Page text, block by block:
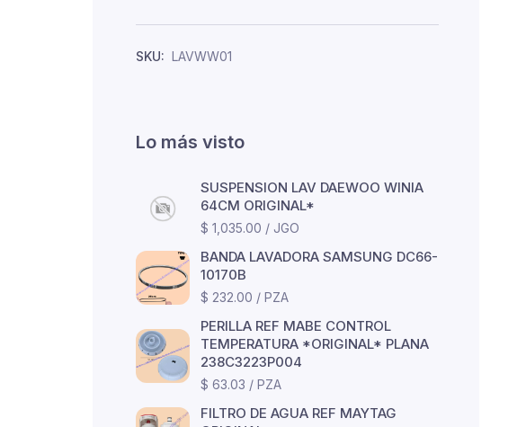
SKU: LAVWW01
Lo más visto
SUSPENSION LAV DAEWOO WINIA
64CM ORIGINAL*
$ 1,035.00 / JGO
BANDA LAVADORA SAMSUNG DC66-
10170B
$ 232.00 / PZA
PERILLA REF MABE CONTROL
TEMPERATURA *ORIGINAL* PLANA
238C3223P004
$ 63.03 / PZA
FILTRO DE AGUA REF MAYTAG